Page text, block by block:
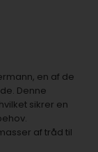
en af de
Denne
sikrer en
af tråd til